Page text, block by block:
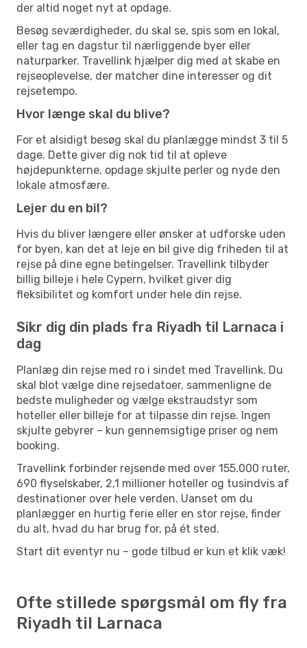
der altid noget nyt at opdage.
Besøg seværdigheder, du skal se, spis som en lokal,
eller tag en dagstur til nærliggende byer eller
naturparker. Travellink hjælper dig med at skabe en
rejseoplevelse, der matcher dine interesser og dit
rejsetempo.
Hvor længe skal du blive?
For et alsidigt besøg skal du planlægge mindst 3 til 5
dage. Dette giver dig nok tid til at opleve
højdepunkterne, opdage skjulte perler og nyde den
lokale atmosfære.
Lejer du en bil?
Hvis du bliver længere eller ønsker at udforske uden
for byen, kan det at leje en bil give dig friheden til at
rejse på dine egne betingelser. Travellink tilbyder
billig billeje i hele Cypern, hvilket giver dig
fleksibilitet og komfort under hele din rejse.
Sikr dig din plads fra Riyadh til Larnaca i
dag
Planlæg din rejse med ro i sindet med Travellink. Du
skal blot vælge dine rejsedatoer, sammenligne de
bedste muligheder og vælge ekstraudstyr som
hoteller eller billeje for at tilpasse din rejse. Ingen
skjulte gebyrer – kun gennemsigtige priser og nem
booking.
Travellink forbinder rejsende med over 155.000 ruter,
690 flyselskaber, 2,1 millioner hoteller og tusindvis af
destinationer over hele verden. Uanset om du
planlægger en hurtig ferie eller en stor rejse, finder
du alt, hvad du har brug for, på ét sted.
Start dit eventyr nu – gode tilbud er kun et klik væk!
Ofte stillede spørgsmål om fly fra
Riyadh til Larnaca